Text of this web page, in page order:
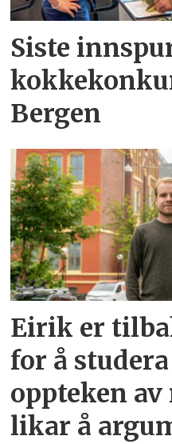
Siste
Bergen
Eirik er
for å
oppteken
likar å